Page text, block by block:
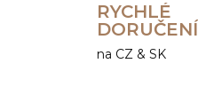
RYCHLÉ
DORUČENÍ
na CZ & SK